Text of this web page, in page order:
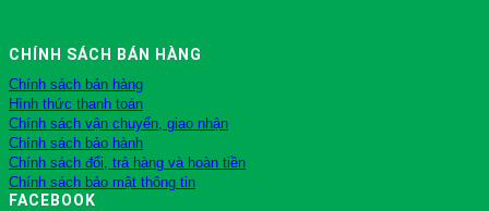
CHÍNH SÁCH BÁN HÀNG
Chính sách bán hàng
Hình thức thanh toán
Chính sách vận chuyển, giao nhận
Chính sách bảo hành
Chính sách đổi, trả hàng và hoàn tiền
Chính sách bảo mật thông tin
FACEBOOK